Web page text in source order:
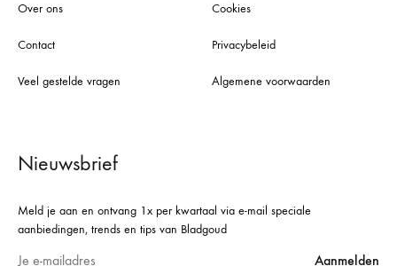
Over ons
Contact
Veel gestelde vragen
Cookies
Privacybeleid
Algemene voorwaarden
Nieuwsbrief
Meld je aan en ontvang 1x per kwartaal via e-mail speciale
aanbiedingen, trends en tips van Bladgoud